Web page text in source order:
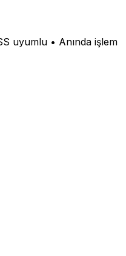
uyumlu • Anında işlem